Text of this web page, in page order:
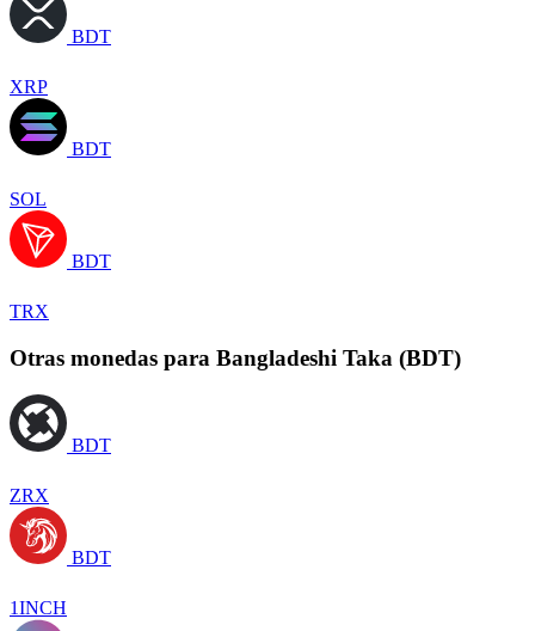
BDT
XRP
BDT
SOL
BDT
TRX
Otras monedas para Bangladeshi Taka (BDT)
BDT
ZRX
BDT
1INCH